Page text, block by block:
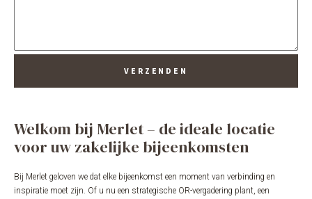
VERZENDEN
Welkom bij Merlet – de ideale locatie
voor uw zakelijke bijeenkomsten
Bij Merlet geloven we dat elke bijeenkomst een moment van verbinding en
inspiratie moet zijn. Of u nu een strategische OR-vergadering plant, een